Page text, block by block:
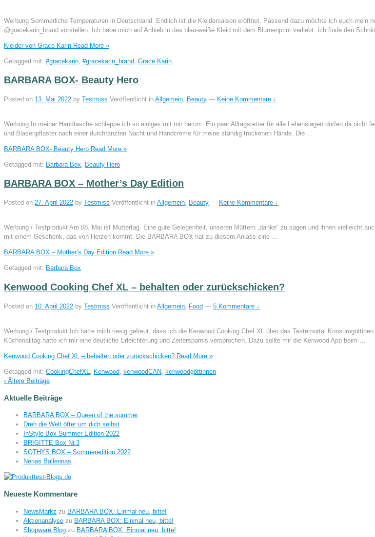
Werbung Sommerliche Temperaturen in Deutschland. Endlich ist die Kleidersaison eröffnet. Passend dazu möchte ich euch mein
@gracekarin_brand vorstellen. Ich habe mich auf Anhieb in das blau-weiße Kleid mit dem Blumenprint verliebt. Ich finde den
Kleider von Grace Karin Read More »
Getagged mit: #gracekarin #gracekarin_brand Grace Karin
BARBARA BOX- Beauty Hero
Posted on 13. Mai 2022 by Testmiss Veröffentlicht in Allgemein, Beauty — Keine Kommentare ↓
Werbung In meiner Handtasche schleppe ich so einiges mit mir herum. Ein paar Alltagsretter für alle Lebenslagen dürfen da nicht
und Blasenpflaster nach einer durchtanzten Nacht und Handcreme für meine ständig trockenen Hände. Die …
BARBARA BOX- Beauty Hero Read More »
Getagged mit: Barbara Box, Beauty Hero
BARBARA BOX – Mother’s Day Edition
Posted on 27. April 2022 by Testmiss Veröffentlicht in Allgemein, Beauty — Keine Kommentare ↓
Werbung / Testprodukt Am 08. Mai ist Muttertag. Eine gute Gelegenheit, unseren Müttern „danke“ zu sagen und ihnen vielleicht
mit einem Geschenk, das von Herzen kommt. Die BARBARA BOX hat zu diesem Anlass eine …
BARBARA BOX – Mother’s Day Edition Read More »
Getagged mit: Barbara Box
Kenwood Cooking Chef XL – behalten oder zurückschicken?
Posted on 10. April 2022 by Testmiss Veröffentlicht in Allgemein Food — 5 Kommentare ↓
Werbung / Testprodukt Ich hatte mich riesig gefreut, dass ich die Kenwood Cooking Chef XL über das Testerportal
Küchenalltag hatte ich mir eine deutliche Erleichterung und Zeitersparnis versprochen. Dazu sollte mir die Kenwood App beim …
Kenwood Cooking Chef XL – behalten oder zurückschicken? Read More »
Getagged mit: CookingChefXL Kenwood kenwoodCAN
kenwoodgöttinnen
‹ Ältere Beiträge
Aktuelle Beiträge
BARBARA BOX – Queen of the summer
Dreh die Welt öfter um dich selbst
InStyle Box Summer Edition 2022
BRIGITTE Box Nr.3
SOTHYS BOX – Sommeredition 2022
Nenas Ballerinas
Neueste Kommentare
NewsMarkz zu BARBARA BOX: Einmal neu, bitte!
Aktienanalyse zu BARBARA BOX: Einmal neu, bitte!
Shopware Blog zu BARBARA BOX: Einmal neu, bitte!